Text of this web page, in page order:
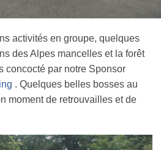
activités en groupe, quelques
des Alpes mancelles et la forêt
concocté par notre Sponsor
. Quelques belles bosses au
moment de retrouvailles et de